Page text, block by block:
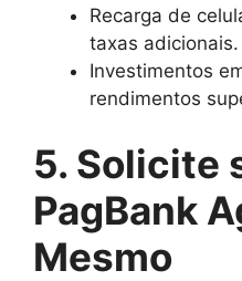
Recarga de
taxas adicionais.
Investimentos
rendimentos
5. Solicite
PagBank
Mesmo